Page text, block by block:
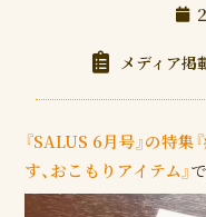
メディア掲
『SALUS 6月号』の特
す、おこもりアイテム』